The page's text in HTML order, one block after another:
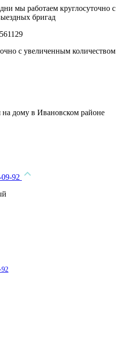
мы работаем круглосуточно с
бригад
с увеличенным количеством
на дому в Ивановском районе
92
92